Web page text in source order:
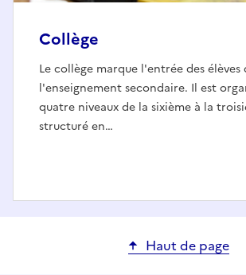
Collège
Le collège marque l'entrée des élèves
l'enseignement secondaire. Il est
quatre niveaux de la sixième à la
structuré en…
Haut de page